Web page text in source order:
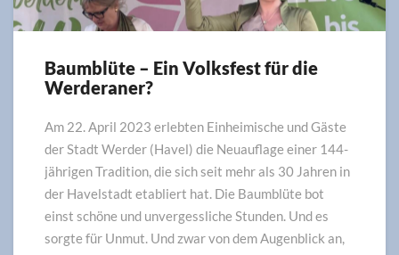
Baumblüte
–
Volksfest
für
die
Werderaner?
Baumblüte – Ein Volksfest für die
Werderaner?
Am 22. April 2023 erlebten Einheimische und Gäste
der Stadt Werder (Havel) die Neuauflage einer 144-
jährigen Tradition, die sich seit mehr als 30 Jahren in
der Havelstadt etabliert hat. Die Baumblüte bot
einst schöne und unvergessliche Stunden. Und es
sorgte für Unmut. Und zwar von dem Augenblick an,